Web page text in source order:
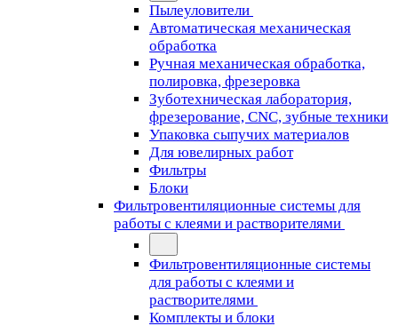
Пылеуловители
Автоматическая механическая
обработка
Ручная механическая обработка,
полировка, фрезеровка
Зуботехническая лаборатория,
фрезерование, CNC, зубные техники
Упаковка сыпучих материалов
Для ювелирных работ
Фильтры
Блоки
Фильтровентиляционные системы для
работы с клеями и растворителями
Фильтровентиляционные системы
для работы с клеями и
растворителями
Комплекты и блоки